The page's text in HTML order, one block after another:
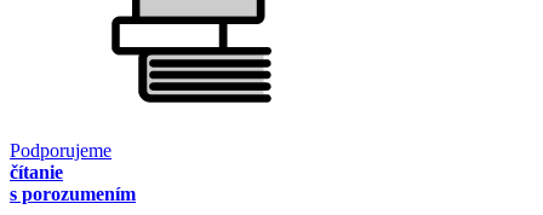
Podporujeme
čítanie
s porozumením